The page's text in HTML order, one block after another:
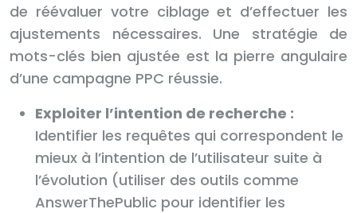
de réévaluer votre ciblage et d’effectuer les
ajustements nécessaires. Une stratégie de
mots-clés bien ajustée est la pierre angulaire
d’une campagne PPC réussie.
Exploiter l’intention de recherche :
Identifier les requêtes qui correspondent le
mieux à l’intention de l’utilisateur suite à
l’évolution (utiliser des outils comme
AnswerThePublic pour identifier les